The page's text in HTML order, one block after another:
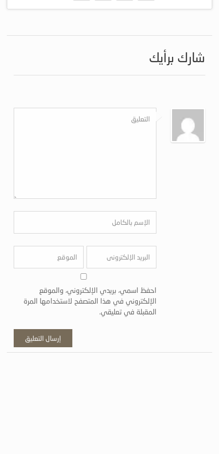
شارك برأيك
احفظ اسمي، بريدي الإلكتروني، والموقع
الإلكتروني في هذا المتصفح لاستخدامها المرة
المقبلة في تعليقي.